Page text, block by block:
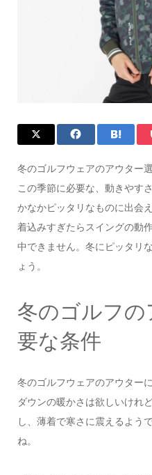
冬のゴルフウェアのアウター選
この季節に必要な、動きやす
かなかピッタリなものに出会
着込みすぎたらスイングの動
中できません。冬にピッタリ
ょう。
冬のゴルフ
要な条件
冬のゴルフウェアのアウター
ダウンの暖かさは欲しいけれ
し、薄着で寒さに震えるよう
ね。